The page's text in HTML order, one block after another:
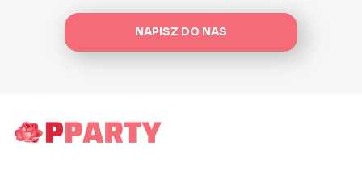
NAPISZ DO NAS